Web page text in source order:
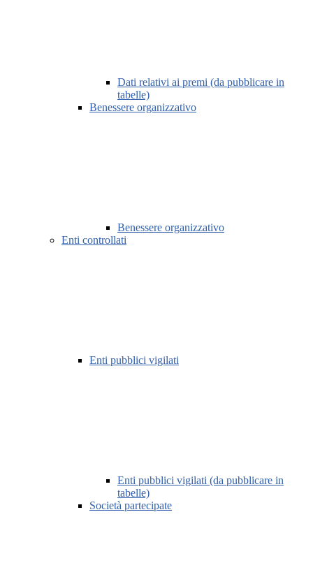
Dati relativi ai premi (da pubblicare in
tabelle)
Benessere organizzativo
Benessere organizzativo
Enti controllati
Enti pubblici vigilati
Enti pubblici vigilati (da pubblicare in
tabelle)
Società partecipate